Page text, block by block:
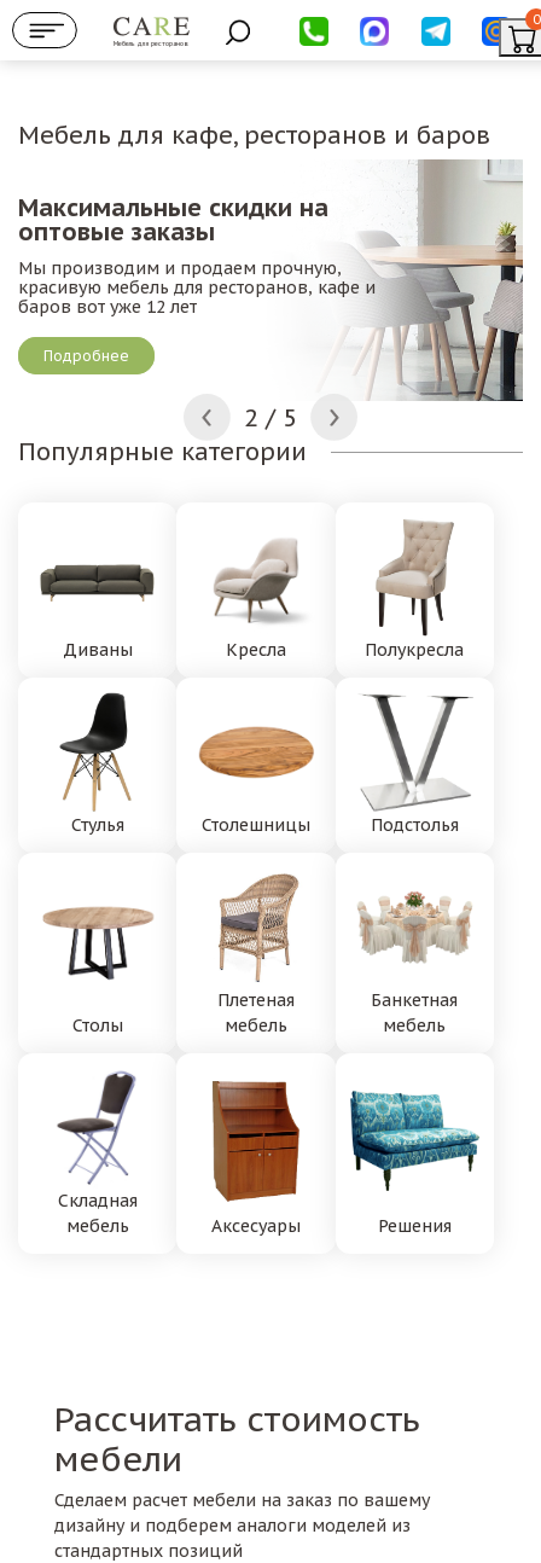
Мебель для ресторанов
0
Мебель для кафе, ресторанов и баров
Максимальные скидки на
оптовые заказы
Мы производим и продаем прочную,
красивую мебель для ресторанов, кафе и
баров вот уже 12 лет
Подробнее
2 / 5
Популярные категории
Диваны Кресла Полукресла
Стулья Столешницы Подстолья
Столы
Плетеная
мебель
Банкетная
мебель
Складная
мебель
Аксесуары Решения
Рассчитать стоимость
мебели
Сделаем расчет мебели на заказ по вашему
дизайну и подберем аналоги моделей из
стандартных позиций